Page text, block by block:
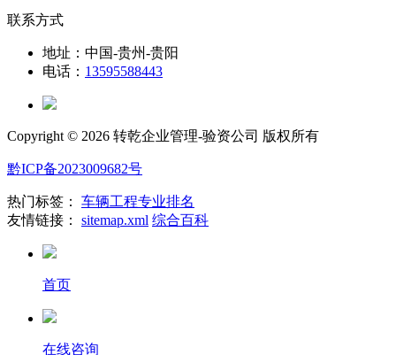
联系方式
地址：中国-贵州-贵阳
电话： 13595588443
Copyright © 2026 转乾企业管理-验资公司 版权所有
黔ICP备2023009682号
热门标签： 车辆工程专业排名
友情链接： sitemap.xml 综合百科
首页
在线咨询